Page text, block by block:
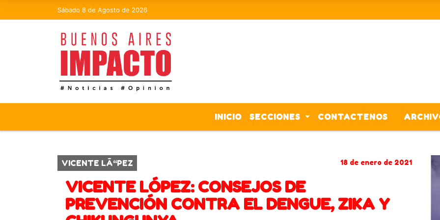
Sábado 8 de Agosto de 2026
INICIO SECCIONES CONTACTENOS
VICENTE LÃ“PEZ 18 de enero de 2021
VICENTE LÓPEZ: CONSEJOS DE
PREVENCIÓN CONTRA EL DENGUE, ZIKA Y